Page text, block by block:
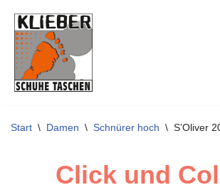
Zum
Inhalt
springen
Start \ Damen \ Schnürer hoch \ S’Oliver
Click und